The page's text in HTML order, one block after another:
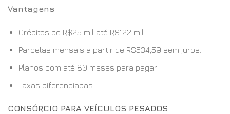
Vantagens
Créditos de R$25 mil até R$122 mil
Parcelas mensais a partir de R$534,59 sem juros.
Planos com até 80 meses para pagar.
Taxas diferenciadas.
CONSÓRCIO PARA VEÍCULOS PESADOS